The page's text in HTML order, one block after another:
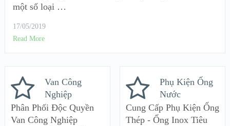
một số loại …
17/05/2019
Read More
Van Công
Nghiệp
Phân Phối Độc Quyền
Van Công Nghiệp
Phụ Kiện Ống
Nước
Cung Cấp Phụ Kiện Ống
Thép - Ống Inox Tiêu